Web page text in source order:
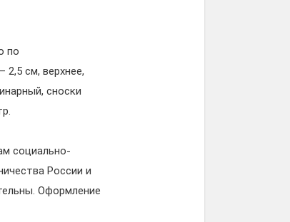
по
см, верхнее,
сноски
социально-
России и
Оформление